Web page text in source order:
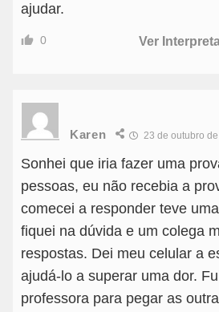
ajudar.
0 Ver
Karen 23 de outubro
Sonhei que iria fazer uma
pessoas, eu não recebia a
comecei a responder teve
fiquei na dúvida e um colega
respostas. Dei meu celular a
ajudá-lo a superar uma dor.
professora para pegar as